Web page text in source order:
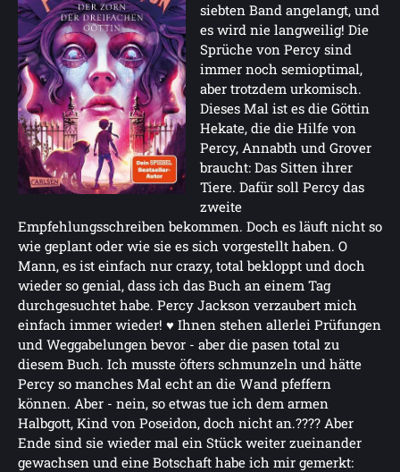
siebten Band angelangt, und
es wird nie langweilig! Die
Sprüche von Percy sind
immer noch semioptimal,
aber trotzdem urkomisch.
Dieses Mal ist es die Göttin
Hekate, die die Hilfe von
Percy, Annabth und Grover
braucht: Das Sitten ihrer
Tiere. Dafür soll Percy das
zweite
Empfehlungsschreiben bekommen. Doch es läuft nicht so
wie geplant oder wie sie es sich vorgestellt haben. O
Mann, es ist einfach nur crazy, total bekloppt und doch
wieder so genial, dass ich das Buch an einem Tag
durchgesuchtet habe. Percy Jackson verzaubert mich
einfach immer wieder! ♥ Ihnen stehen allerlei Prüfungen
und Weggabelungen bevor - aber die pasen total zu
diesem Buch. Ich musste öfters schmunzeln und hätte
Percy so manches Mal echt an die Wand pfeffern
können. Aber - nein, so etwas tue ich dem armen
Halbgott, Kind von Poseidon, doch nicht an.???? Aber
Ende sind sie wieder mal ein Stück weiter zueinander
gewachsen und eine Botschaft habe ich mir gemerkt: